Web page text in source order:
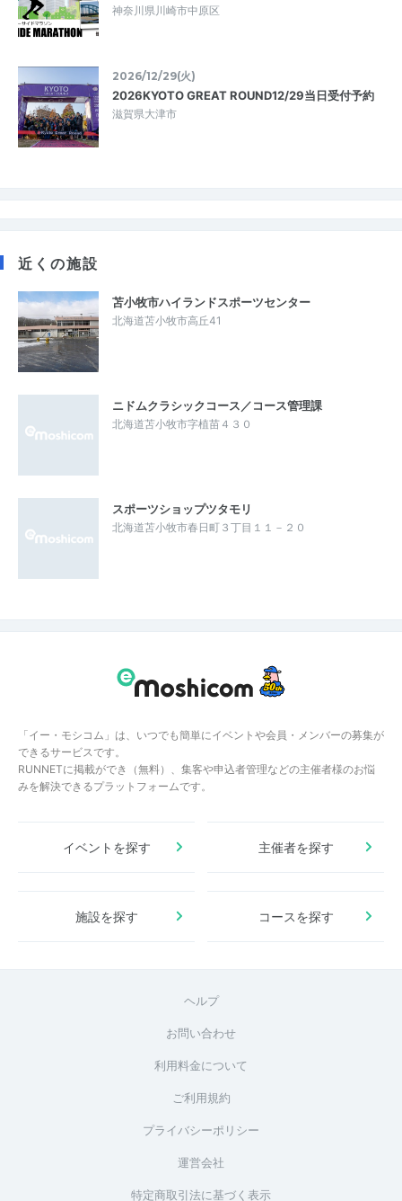
神奈川県川崎市中原区
2026/12/29(火)
2026KYOTO GREAT ROUND12/29当日受付予約
滋賀県大津市
近くの施設
苫小牧市ハイランドスポーツセンター
北海道苫小牧市高丘41
ニドムクラシックコース／コース管理課
北海道苫小牧市字植苗４３０
スポーツショップツタモリ
北海道苫小牧市春日町３丁目１１－２０
「イー・モシコム」は、いつでも簡単にイベントや会員・メンバーの募集が
できるサービスです。
RUNNETに掲載ができ（無料）、集客や申込者管理などの主催者様のお悩
みを解決できるプラットフォームです。
イベントを探す 主催者を探す
施設を探す コースを探す
ヘルプ
お問い合わせ
利用料金について
ご利用規約
プライバシーポリシー
運営会社
特定商取引法に基づく表示